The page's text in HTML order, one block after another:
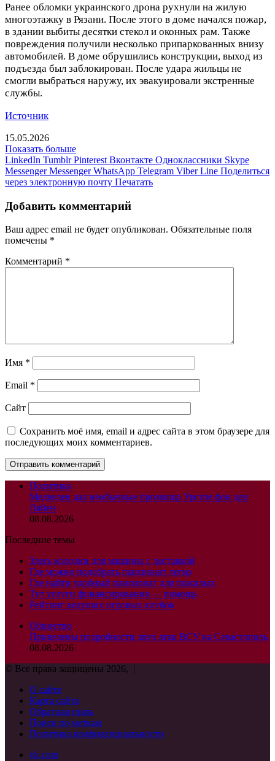
Ранее обломки украинского дрона рухнули на жилую
многоэтажку в Рязани. После этого в доме начался пожар,
в здании выбиты десятки стекол и оконных рам. Также
повреждения получили несколько припаркованных внизу
автомобилей. В доме обрушились конструкции, выход из
подъезда был заблокирован. После удара жильцы не
смогли выбраться наружу, их эвакуировали экстренные
службы.
Источник
15.05.2026
Показать больше
LinkedIn Tumblr Pinterest Вконтакте Одноклассники Skype
Messenger Messenger WhatsApp Telegram Viber Line Поделиться
через электронную почту Печатать
Добавить комментарий
Ваш адрес email не будет опубликован. Обязательные поля
помечены *
Комментарий *
Имя *
Email *
Сайт
Сохранить моё имя, email и адрес сайта в этом браузере для
последующих моих комментариев.
Политика
Медведев дал необычные прозвища Урсуле фон дер
Ляйен
08.08.2026
Последние темы
Здесь колодки для машины с доставкой
Где можно подобрать пансионат легко
Где найти удобный пансионат для пожилых
Тут услуги финансирования — помощь
Рейтинг ведущих игровых клубов
Общество
Приведены подробности двух атак ВСУ на Севастополь
08.08.2026
© Все права защищены 2026, |
О сайте
Карта сайта
Обратная связь
Поиск по меткам
Политика конфиденциальности
vk.com